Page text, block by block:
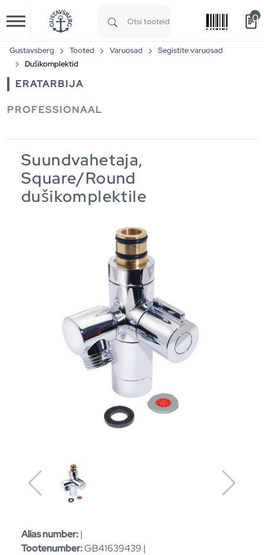
Skip to main content
0
Gustavsberg Tooted Varuosad
Segistite varuosad
Dušikomplektid
ERATARBIJA
PROFESSIONAAL
Suundvahetaja,
Square/Round
dušikomplektile
Alias number:|
Tootenumber:GB41639439 |